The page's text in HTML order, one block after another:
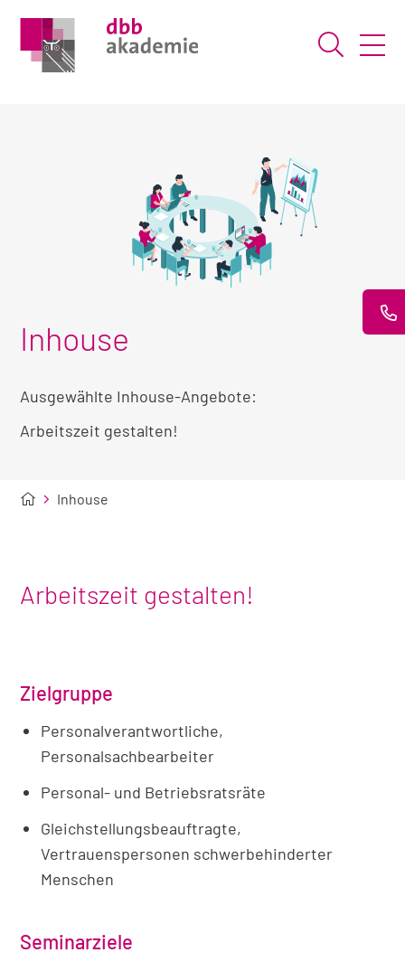
Suche
Inhouse
Ausgewählte Inhouse-Angebote:
Arbeitszeit gestalten!
Inhouse
Arbeitszeit gestalten!
Zielgruppe
Personalverantwortliche,
Personalsachbearbeiter
Personal- und Betriebsratsräte
Gleichstellungsbeauftragte,
Vertrauenspersonen schwerbehinderter
Menschen
Seminarziele